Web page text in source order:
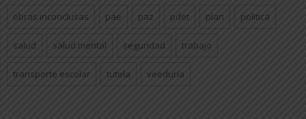
obras inconclusas pae paz pdet plan politica
salud salud mental seguridad trabajo
transporte escolar tutela veeduría